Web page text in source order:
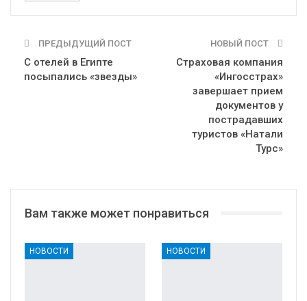
ПРЕДЫДУЩИЙ ПОСТ
С отелей в Египте
посыпались «звезды»
НОВЫЙ ПОСТ
Страховая компания
«Ингосстрах»
завершает прием
документов у
пострадавших
туристов «Натали
Турс»
Вам также может понравиться
НОВОСТИ НОВОСТИ